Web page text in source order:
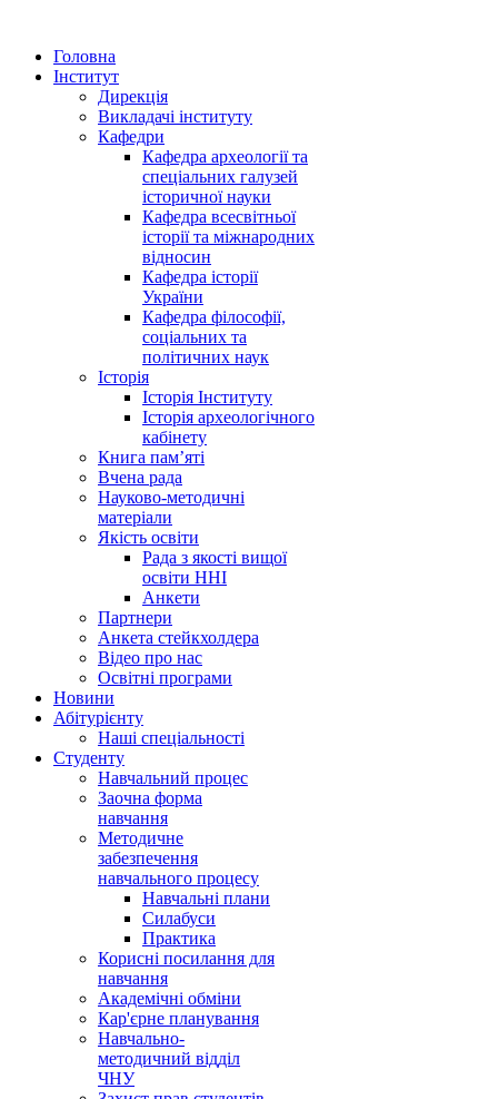
Головна
Інститут
Дирекція
Викладачі інституту
Кафедри
Кафедра археології та
спеціальних галузей
історичної науки
Кафедра всесвітньої
історії та міжнародних
відносин
Кафедра історії
України
Кафедра філософії,
соціальних та
політичних наук
Історія
Історія Інституту
Історія археологічного
кабінету
Книга памʼяті
Вчена рада
Науково-методичні
матеріали
Якість освіти
Рада з якості вищої
освіти ННІ
Анкети
Партнери
Анкета стейкхолдера
Відео про нас
Освітні програми
Hовини
Абітурієнту
Наші спеціальності
Студенту
Навчальний процес
Заочна форма
навчання
Методичне
забезпечення
навчального процесу
Навчальні плани
Силабуси
Практика
Корисні посилання для
навчання
Академічні обміни
Кар'єрне планування
Навчально-
методичний відділ
ЧНУ